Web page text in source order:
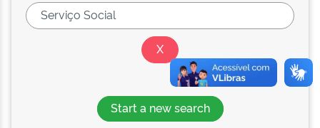
Start a new search